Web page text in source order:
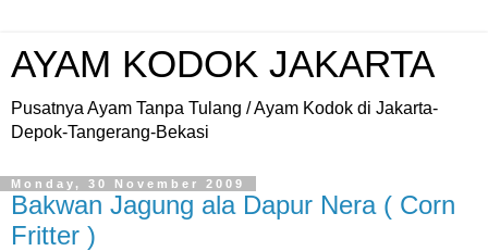
AYAM KODOK JAKARTA
Pusatnya Ayam Tanpa Tulang / Ayam Kodok di Jakarta-
Depok-Tangerang-Bekasi
Monday, 30 November 2009
Bakwan Jagung ala Dapur Nera ( Corn
Fritter )